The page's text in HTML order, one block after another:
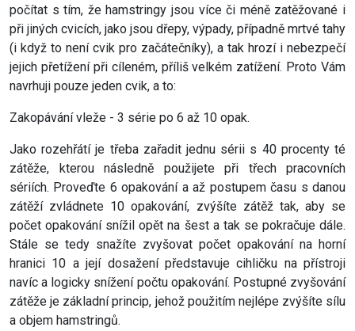
počítat s tím, že hamstringy jsou více či méně zatěžované i
při jiných cvicích, jako jsou dřepy, výpady, případně mrtvé tahy
(i když to není cvik pro začátečníky), a tak hrozí i nebezpečí
jejich přetížení při cíleném, příliš velkém zatížení. Proto Vám
navrhuji pouze jeden cvik, a to:
Zakopávání vleže - 3 série po 6 až 10 opak.
Jako rozehřátí je třeba zařadit jednu sérii s 40 procenty té
zátěže, kterou následně použijete při třech pracovních
sériích. Proveďte 6 opakování a až postupem času s danou
zátěží zvládnete 10 opakování, zvýšíte zátěž tak, aby se
počet opakování snížil opět na šest a tak se pokračuje dále.
Stále se tedy snažíte zvyšovat počet opakování na horní
hranici 10 a její dosažení představuje cihličku na přístroji
navíc a logicky snížení počtu opakování. Postupné zvyšování
zátěže je základní princip, jehož použitím nejlépe zvýšíte sílu
a objem hamstringů.